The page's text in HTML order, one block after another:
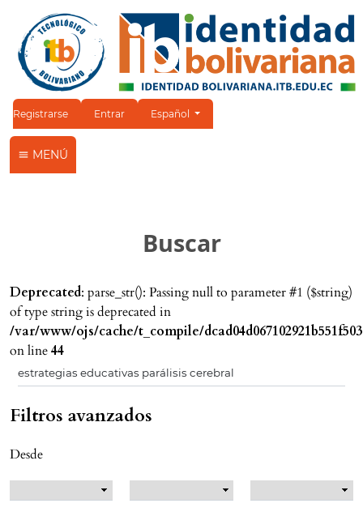
Registrarse Entrar Cambiar el idioma. El idioma actual es:
Español
MENÚ
Buscar
Deprecated: parse_str(): Passing null to parameter #1 ($string)
of type string is deprecated in
/var/www/ojs/cache/t_compile/
on line44
Filtros avanzados
Desde